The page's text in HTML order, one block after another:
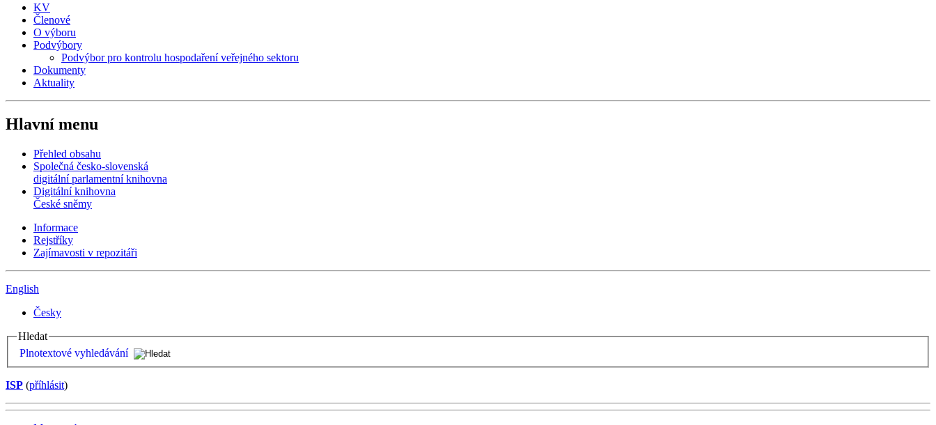
KV
Členové
O výboru
Podvýbory
Podvýbor pro kontrolu hospodaření veřejného sektoru
Dokumenty
Aktuality
Hlavní menu
Přehled obsahu
Společná česko-slovenská
digitální parlamentní knihovna
Digitální knihovna
České sněmy
Informace
Rejstříky
Zajímavosti v repozitáři
English
Česky
Hledat
Plnotextové vyhledávání
ISP (příhlásit)